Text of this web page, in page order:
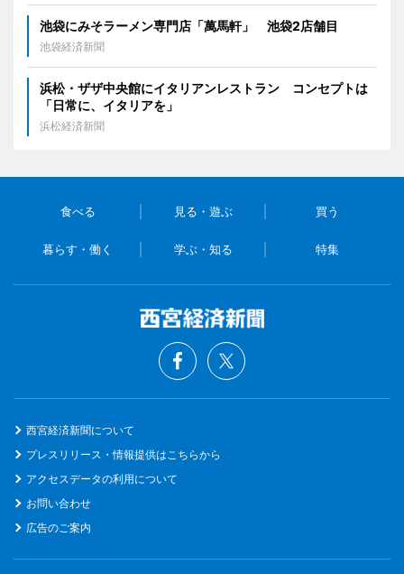
池袋にみそラーメン専門店「萬馬軒」 池袋2店舗目
池袋経済新聞
浜松・ザザ中央館にイタリアンレストラン コンセプトは
「日常に、イタリアを」
浜松経済新聞
食べる 見る・遊ぶ 買う
暮らす・働く 学ぶ・知る 特集
西宮経済新聞について
プレスリリース・情報提供はこちらから
アクセスデータの利用について
お問い合わせ
広告のご案内